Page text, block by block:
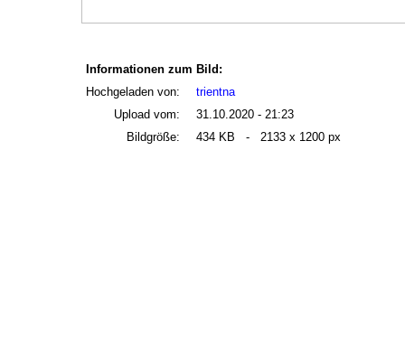
Informationen zum Bild:
Hochgeladen von:
trientna
Upload vom:
31.10.2020 - 21:23
Bildgröße:
434 KB - 2133 x 1200 px